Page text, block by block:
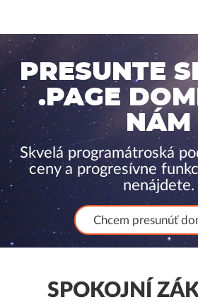
PRESUNTE
.PAGE
NÁM
Skvelá programátroská
ceny a progresívne
nenájdete.
Chcem presunúť
SPOKOJNÍ